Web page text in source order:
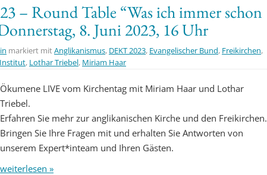
– Round Table “Was ich immer schon
8. Juni 2023, 16 Uhr
markiert mitAnglikanismus, DEKT 2023, Evangelischer Bund, Freikirchen,
, Lothar Triebel, Miriam Haar
Ökumene LIVE vom Kirchentag mit Miriam Haar und Lothar
Triebel.
Erfahren Sie mehr zur anglikanischen Kirche und den Freikirchen.
Bringen Sie Ihre Fragen mit und erhalten Sie Antworten von
unserem Expert*inteam und Ihren Gästen.
weiterlesen »